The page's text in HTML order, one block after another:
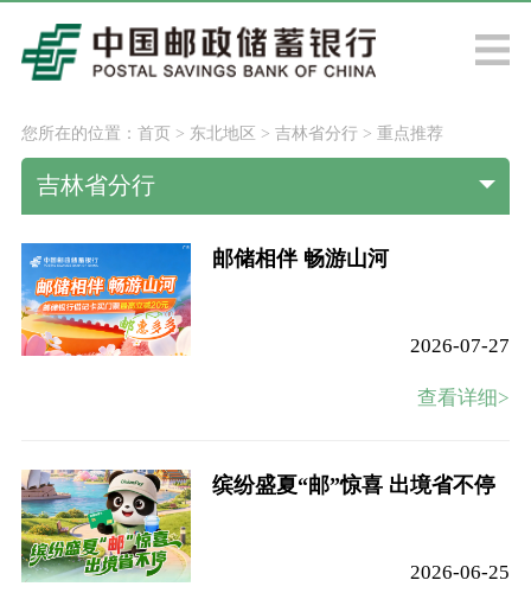
您所在的位置： 首页> 东北地区 > 吉林省分行> 重点推荐
吉林省分行
邮储相伴 畅游山河
2026-07-27
查看详细>
缤纷盛夏“邮”惊喜 出境省不停
2026-06-25